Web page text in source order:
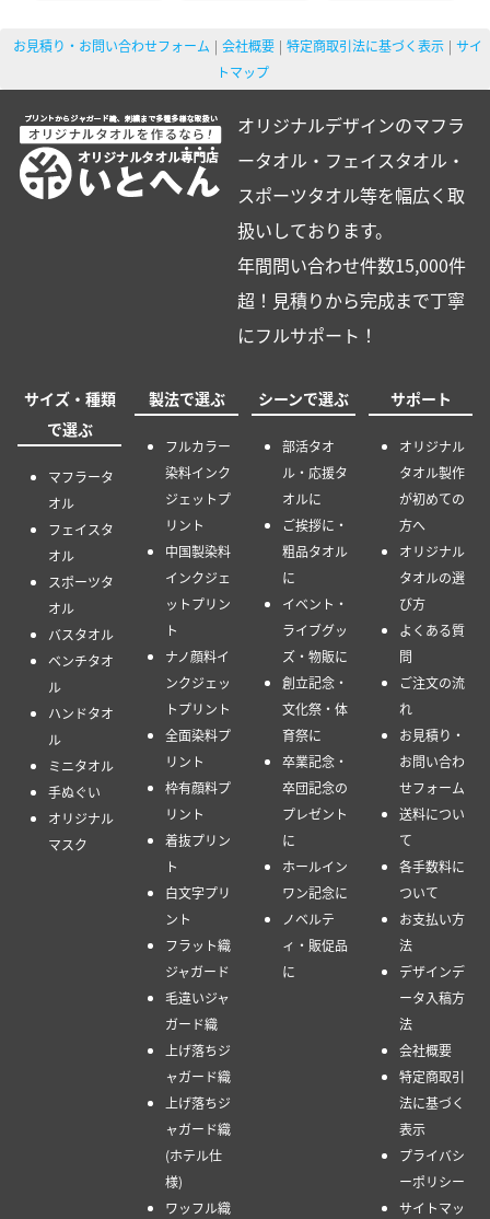
お見積り・お問い合わせフォーム 会社概要 特定商取引法に基づく表示
サイ
トマップ
オリジナルデザインのマフラ
ータオル・フェイスタオル・
スポーツタオル等を幅広く取
扱いしております。
年間問い合わせ件数15,000件
超！見積りから完成まで丁寧
にフルサポート！
サイズ・種類
で選ぶ
マフラータ
オル
フェイスタ
オル
スポーツタ
オル
バスタオル
ベンチタオ
ル
ハンドタオ
ル
ミニタオル
手ぬぐい
オリジナル
マスク
製法で選ぶ
フルカラー
染料インク
ジェットプ
リント
中国製染料
インクジェ
ットプリン
ト
ナノ顔料イ
ンクジェッ
トプリント
全面染料プ
リント
枠有顔料プ
リント
着抜プリン
ト
白文字プリ
ント
フラット織
ジャガード
毛違いジャ
ガード織
上げ落ちジ
ャガード織
上げ落ちジ
ャガード織
(ホテル仕
様)
ワッフル織
シーンで選ぶ
部活タオ
ル・応援タ
オルに
ご挨拶に・
粗品タオル
に
イベント・
ライブグッ
ズ・物販に
創立記念・
文化祭・体
育祭に
卒業記念・
卒団記念の
プレゼント
に
ホールイン
ワン記念に
ノベルテ
ィ・販促品
に
サポート
オリジナル
タオル製作
が初めての
方へ
オリジナル
タオルの選
び方
よくある質
問
ご注文の流
れ
お見積り・
お問い合わ
せフォーム
送料につい
て
各手数料に
ついて
お支払い方
法
デザインデ
ータ入稿方
法
会社概要
特定商取引
法に基づく
表示
プライバシ
ーポリシー
サイトマッ